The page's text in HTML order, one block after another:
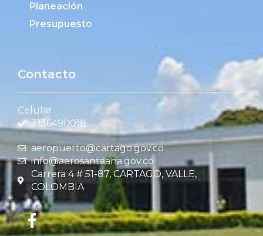
Planeación
Presupuesto
Contacto
Celular
3136490018
aeropuerto@cartago.gov.co
info@aerosantaana.gov.co
Carrera 4 # 51-87, CARTAGO, VALLE,
COLOMBIA